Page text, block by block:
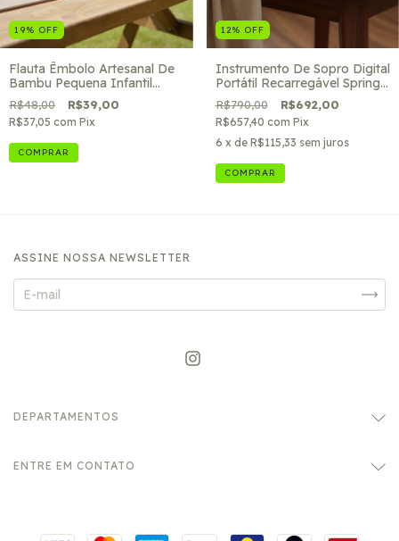
19% OFF
Flauta Êmbolo Artesanal De
Bambu Pequena Infantil
Natural
R$48,00 R$39,00
R$37,05 com Pix
12% OFF
Instrumento De Sopro Digital
Portátil Recarregável Spring
Kids Music
R$790,00 R$692,00
R$657,40 com Pix
6 x de R$115,33 sem juros
COMPRAR
ASSINE NOSSA NEWSLETTER
DEPARTAMENTOS
ENTRE EM CONTATO